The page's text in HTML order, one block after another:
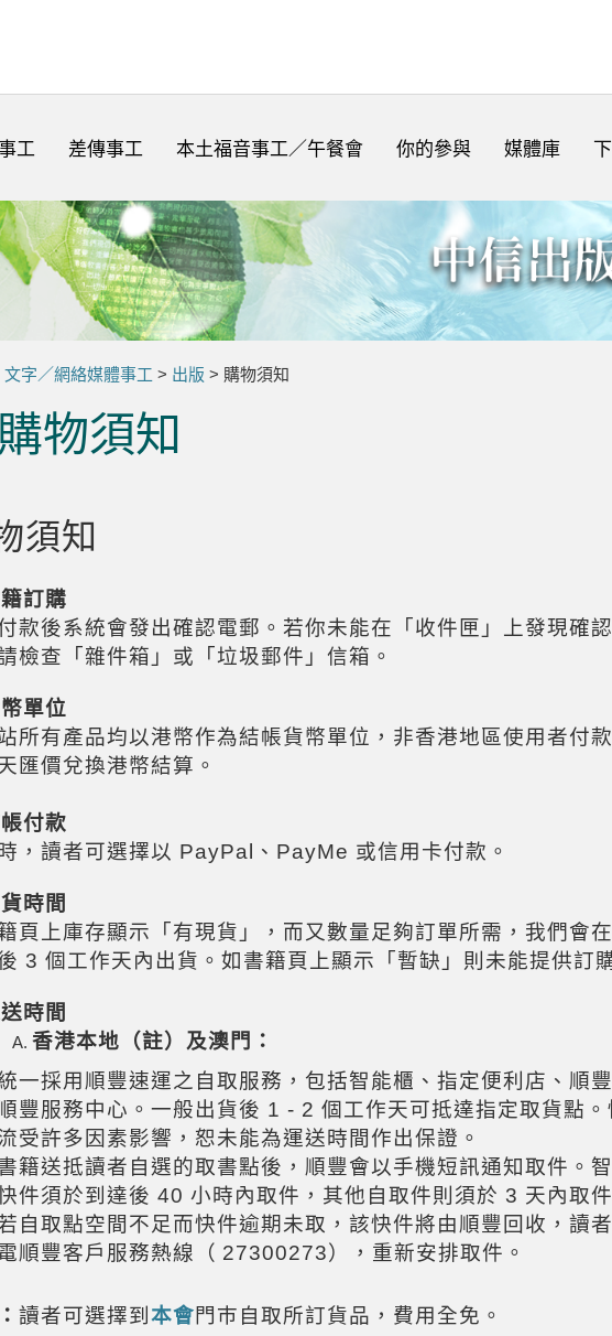
工 差傳事工 本土福音事工／午餐會 你的參與 媒體庫
文字／網絡媒體事工 > 出版 > 購物須知
購物須知
須知
訂購
款後系統會發出確認電郵。若你未能在「收件匣」上發現確
檢查「雜件箱」或「垃圾郵件」信箱。
單位
所有產品均以港幣作為結帳貨幣單位，非香港地區使用者付
匯價兌換港幣結算。
付款
，讀者可選擇以 PayPal、PayMe 或信用卡付款。
時間
頁上庫存顯示「有現貨」，而又數量足夠訂單所需，我們會
3 個工作天內出貨。如書籍頁上顯示「暫缺」則未能提供訂
時間
香港本地（註）及澳門：
一採用順豐速運之自取服務，包括智能櫃、指定便利店、順
豐服務中心。一般出貨後 1 - 2 個工作天可抵達指定取貨點
受許多因素影響，恕未能為運送時間作出保證。
籍送抵讀者自選的取書點後，順豐會以手機短訊通知取件。
件須於到達後 40 小時內取件，其他自取件則須於 3 天內取
自取點空間不足而快件逾期未取，該快件將由順豐回收，讀
順豐客戶服務熱線（ 27300273），重新安排取件。
讀者可選擇到 本會門巿 自取所訂貨品，費用全免。